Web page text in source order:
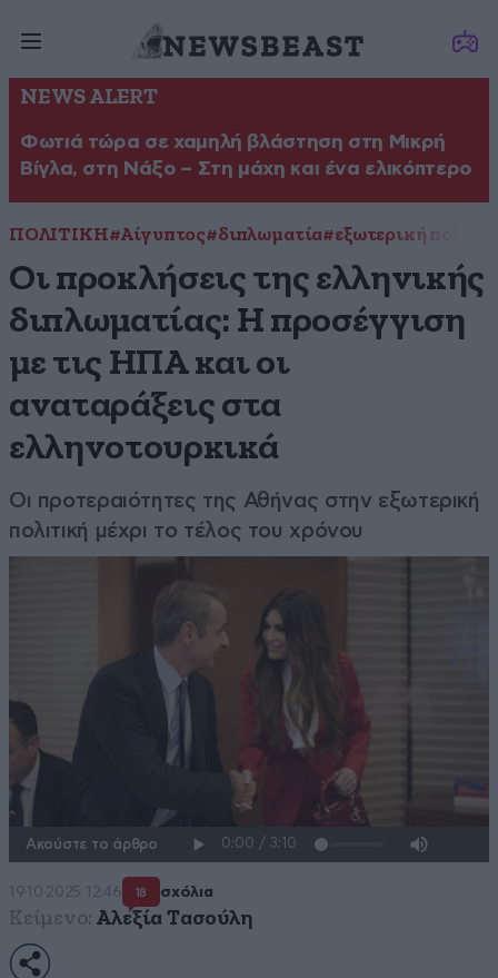
NEWS ALERT
Φωτιά τώρα σε χαμηλή βλάστηση στη Μικρή
Βίγλα, στη Νάξο – Στη μάχη και ένα ελικόπτερο
ΠΟΛΙΤΙΚΗ#Αίγυπτος#διπλωματία#εξωτερική
Οι προκλήσεις της ελληνικής
διπλωματίας: Η προσέγγιση
με τις ΗΠΑ και οι
αναταράξεις στα
ελληνοτουρκικά
Οι προτεραιότητες της Αθήνας στην εξωτερική
πολιτική μέχρι το τέλος του χρόνου
Ακούστε το άρθρο
19·10·2025 12:46 18 σχόλια
Κείμενο: Αλεξία Τασούλη